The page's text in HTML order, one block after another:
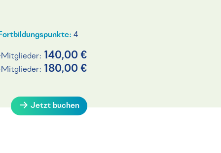
Fortbildungspunkte: 4
Mitglieder: 140,00 €
Mitglieder: 180,00 €
Jetzt buchen